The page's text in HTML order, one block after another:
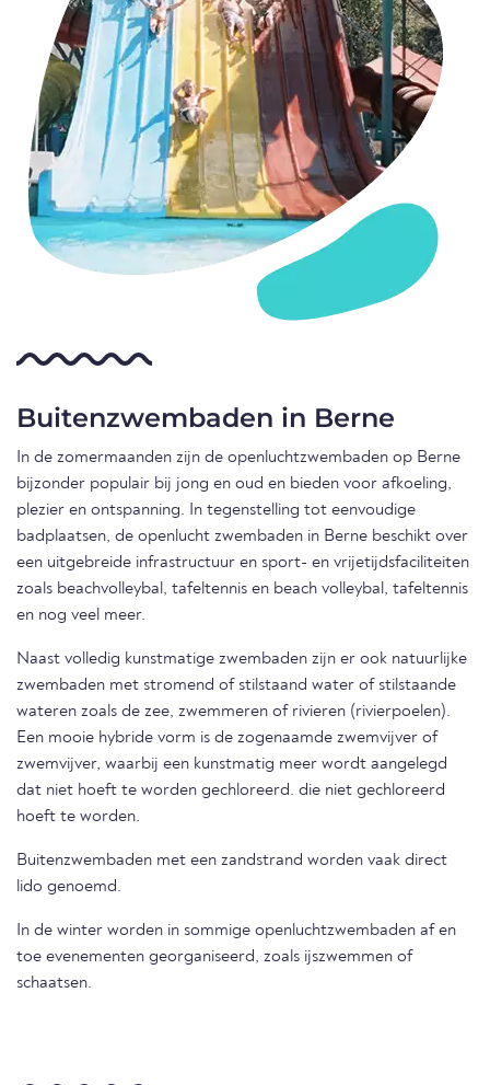
Buitenzwembaden in Berne
In de zomermaanden zijn de openluchtzwembaden op Berne
bijzonder populair bij jong en oud en bieden voor afkoeling,
plezier en ontspanning. In tegenstelling tot eenvoudige
badplaatsen, de openlucht zwembaden in Berne beschikt over
een uitgebreide infrastructuur en sport- en vrijetijdsfaciliteiten
zoals beachvolleybal, tafeltennis en beach volleybal, tafeltennis
en nog veel meer.
Naast volledig kunstmatige zwembaden zijn er ook natuurlijke
zwembaden met stromend of stilstaand water of stilstaande
wateren zoals de zee, zwemmeren of rivieren (rivierpoelen).
Een mooie hybride vorm is de zogenaamde zwemvijver of
zwemvijver, waarbij een kunstmatig meer wordt aangelegd
dat niet hoeft te worden gechloreerd. die niet gechloreerd
hoeft te worden.
Buitenzwembaden met een zandstrand worden vaak direct
lido genoemd.
In de winter worden in sommige openluchtzwembaden af en
toe evenementen georganiseerd, zoals ijszwemmen of
schaatsen.